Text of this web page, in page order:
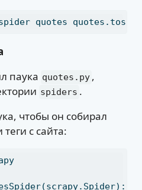
quotes
паука quotes.py ,
spiders .
чтобы он собирал
с сайта: